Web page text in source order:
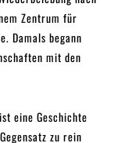
Zentrum für
Damals begann
mit den
eine Geschichte
zu rein